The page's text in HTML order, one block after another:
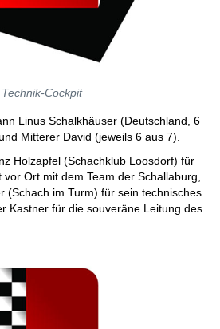
Technik-Cockpit
Linus Schalkhäuser (Deutschland, 6
Mitterer David (jeweils 6 aus 7).
Holzapfel (Schachklub Loosdorf) für
Ort mit dem Team der Schallaburg,
(Schach im Turm) für sein technisches
Kastner für die souveräne Leitung des